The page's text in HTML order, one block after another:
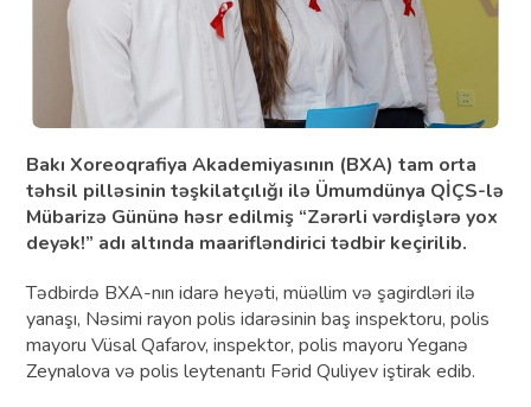
Bakı Xoreoqrafiya Akademiyasının (BXA) tam orta
təhsil pilləsinin təşkilatçılığı ilə Ümumdünya QİÇS-lə
Mübarizə Gününə həsr edilmiş “Zərərli vərdişlərə yox
deyək!” adı altında maarifləndirici tədbir keçirilib.
Tədbirdə BXA-nın idarə heyəti, müəllim və şagirdləri ilə
yanaşı, Nəsimi rayon polis idarəsinin baş inspektoru, polis
mayoru Vüsal Qafarov, inspektor, polis mayoru Yeganə
Zeynalova və polis leytenantı Fərid Quliyev iştirak edib.